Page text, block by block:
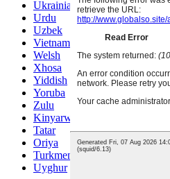
Ukrainian
Urdu
Uzbek
Vietnamese
Welsh
Xhosa
Yiddish
Yoruba
Zulu
Kinyarwanda
Tatar
Oriya
Turkmen
Uyghur